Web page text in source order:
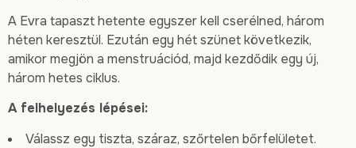
A Evra tapaszt hetente egyszer kell cserélned, három
héten keresztül. Ezután egy hét szünet következik,
amikor megjön a menstruációd, majd kezdődik egy új,
három hetes ciklus.
A felhelyezés lépései:
Válassz egy tiszta, száraz, szőrtelen bőrfelületet.